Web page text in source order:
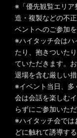
※「優先観覧エリア
造・複製などの不
ベントへのご参加
※ハイタッチ会はハ
たり、抱きついた
ていただきます。
退場を含む厳しい
※イベント当日、多
会は会話を楽しむ
らずにご参加いた
※ハイタッチ会では
どに触れて誘導す